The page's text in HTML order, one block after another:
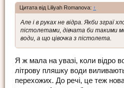
Цитата від Liliyah Romanova: ↑
Але і в руках не відра. Якби зграї
пістолетами, дівчата би такими
води, а що цівочка з пістолета.
Я ж мала на увазі, коли відро
літрову пляшку води
перехожих. До речі, це теж